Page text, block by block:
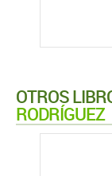
OTROS
RODRÍGUEZ